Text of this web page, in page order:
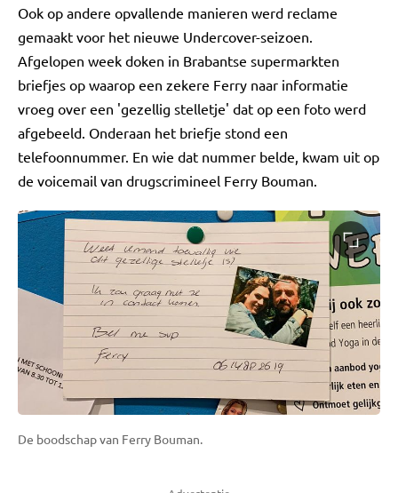
Ook op andere opvallende manieren werd reclame
gemaakt voor het nieuwe Undercover-seizoen.
Afgelopen week doken in Brabantse supermarkten
briefjes op waarop een zekere Ferry naar informatie
vroeg over een 'gezellig stelletje' dat op een foto werd
afgebeeld. Onderaan het briefje stond een
telefoonnummer. En wie dat nummer belde, kwam uit op
de voicemail van drugscrimineel Ferry Bouman.
De boodschap van Ferry Bouman.